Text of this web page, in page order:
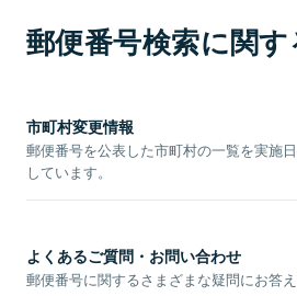
郵便番号検索に関
市町村変更情報
郵便番号を公表した市町村の一覧を実施
しています。
よくあるご質問・お問い合わせ
郵便番号に関するさまざまな疑問にお答え